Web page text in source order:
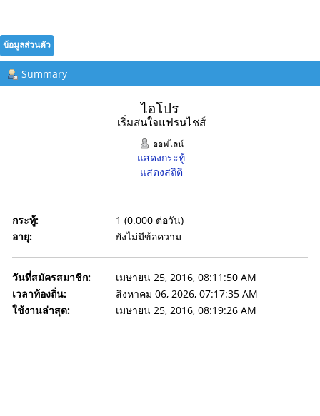
ข้อมูลส่วนตัว
Summary
ไอโปร
เริ่มสนใจแฟรนไชส์
ออฟไลน์
แสดงกระทู้
แสดงสถิติ
กระทู้:
1 (0.000 ต่อวัน)
อายุ:
ยังไม่มีข้อความ
วันที่สมัครสมาชิก:
เมษายน 25, 2016, 08:11:50 AM
เวลาท้องถิ่น:
สิงหาคม 06, 2026, 07:17:35 AM
ใช้งานล่าสุด:
เมษายน 25, 2016, 08:19:26 AM